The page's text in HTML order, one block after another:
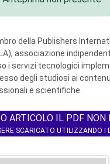
della Publishers
associazione
i servizi tecnologici
degli studiosi ai
e scientifiche.
ARTICOLO IL PDF
SCARICATO UTILIZZANDO I